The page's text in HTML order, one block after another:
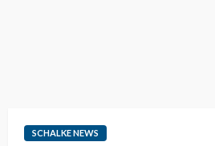
SCHALKE NEWS